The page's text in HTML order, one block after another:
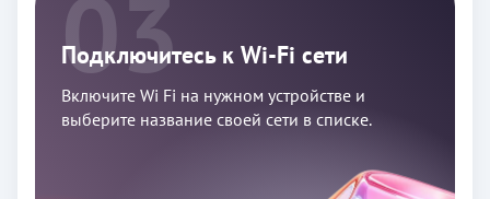
03
Подключитесь к Wi-Fi сети
Включите Wi Fi на нужном устройстве и
выберите название своей сети в списке.